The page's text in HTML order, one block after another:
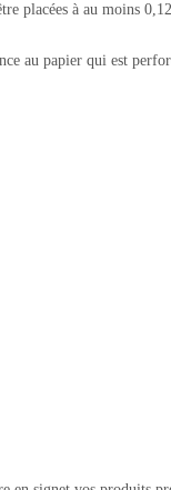
placées à au moins
au papier qui est